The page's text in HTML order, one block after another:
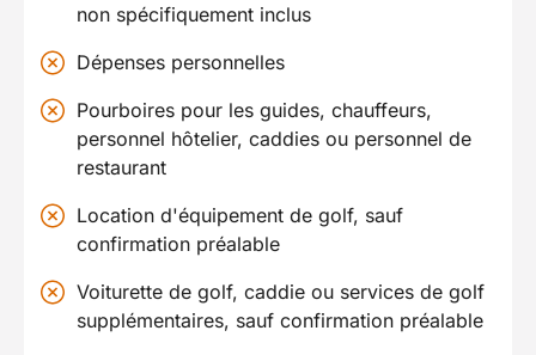
non spécifiquement inclus
Dépenses personnelles
Pourboires pour les guides, chauffeurs,
personnel hôtelier, caddies ou personnel de
restaurant
Location d'équipement de golf, sauf
confirmation préalable
Voiturette de golf, caddie ou services de golf
supplémentaires, sauf confirmation préalable